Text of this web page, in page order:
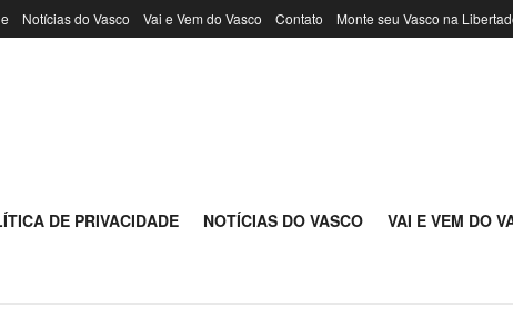
Notícias do Vasco Vai e Vem do Vasco Contato Monte seu Vasco na
DE PRIVACIDADE NOTÍCIAS DO VASCO VAI E VEM DO